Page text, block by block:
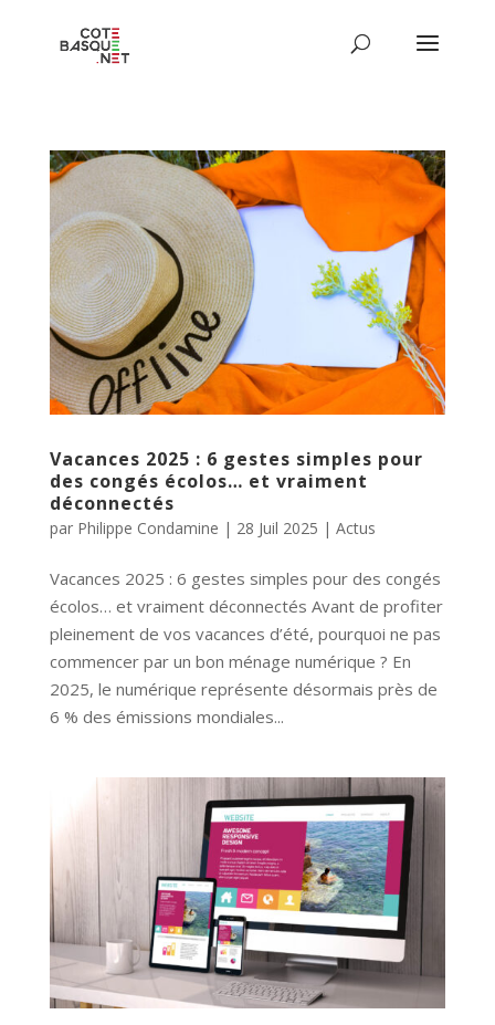
Vacances 2025 : 6 gestes simples pour
des congés écolos… et vraiment
déconnectés
par Philippe Condamine | 28 Juil 2025 | Actus
Vacances 2025 : 6 gestes simples pour des congés
écolos… et vraiment déconnectés Avant de profiter
pleinement de vos vacances d’été, pourquoi ne pas
commencer par un bon ménage numérique ? En
2025, le numérique représente désormais près de
6 % des émissions mondiales...